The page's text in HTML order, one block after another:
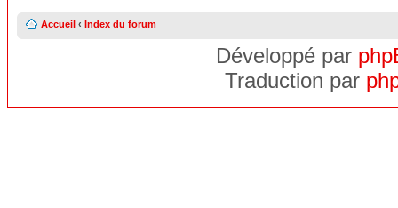
Accueil ‹ Index du forum
Développé par
Traduction par